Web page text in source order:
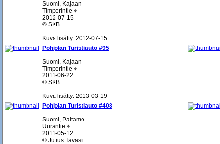
Suomi, Kajaani
Timperintie ⌖
2012-07-15
© SKB
Kuva lisätty: 2012-07-15
Pohjolan Turistiauto #95
Suomi, Kajaani
Timperintie ⌖
2011-06-22
© SKB
Kuva lisätty: 2013-03-19
Pohjolan Turistiauto #408
Suomi, Paltamo
Uurantie ⌖
2011-05-12
© Julius Tavasti